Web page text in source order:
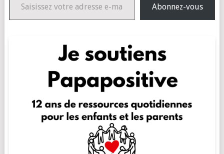
Abonnez-vous